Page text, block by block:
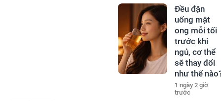
Đều đặn
uống mật
ong mỗi tối
trước khi
ngủ, cơ thể
sẽ thay đổi
như thế
1 ngày 2 giờ
trước